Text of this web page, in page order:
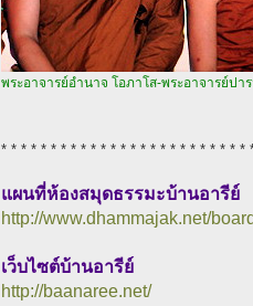
พระอาจารย์อำนาจ โอภาโส-พระอาจารย์ปา
* * * * * * * * * * * * * * * * * * * * * * * * *
แผนที่ห้องสมุดธรรมะบ้านอารีย์
http://www.dhammajak.net/
เว็บไซต์บ้านอารีย์
http://baanaree.net/